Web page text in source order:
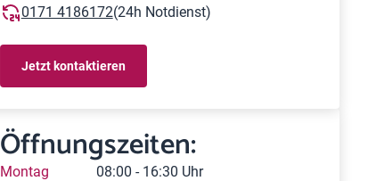
0171 4186172(24h Notdienst)
Jetzt kontaktieren
Öffnungszeiten:
Montag
08:00 - 16:30 Uhr